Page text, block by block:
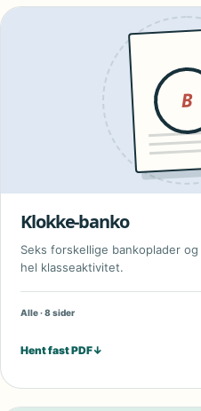
B
Klokke-banko
Seks forskellige bankoplader
hel klasseaktivitet.
Alle · 8 sider
Hent fast PDF↓